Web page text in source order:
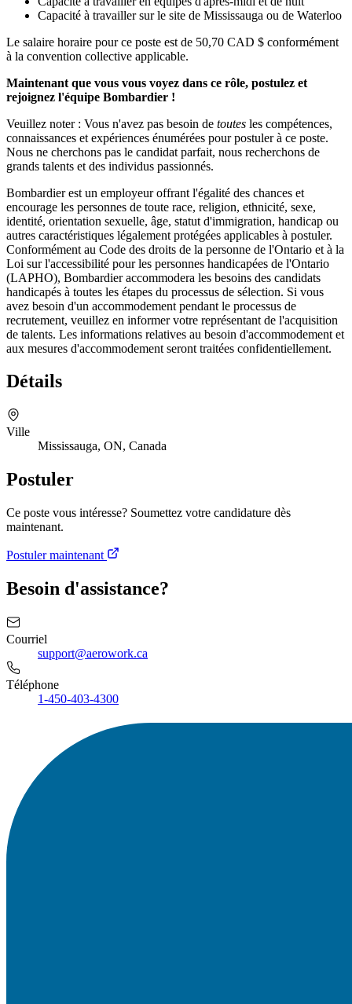
Capacité à travailler sur le site de Mississauga ou de Waterloo
Le salaire horaire pour ce poste est de 50,70 CAD $ conformément
à la convention collective applicable.
Maintenant que vous vous voyez dans ce rôle, postulez et
rejoignez l'équipe Bombardier !
Veuillez noter : Vous n'avez pas besoin de toutes les compétences,
connaissances et expériences énumérées pour postuler à ce poste.
Nous ne cherchons pas le candidat parfait, nous recherchons de
grands talents et des individus passionnés.
Bombardier est un employeur offrant l'égalité des chances et
encourage les personnes de toute race, religion, ethnicité, sexe,
identité, orientation sexuelle, âge, statut d'immigration, handicap ou
autres caractéristiques légalement protégées applicables à postuler.
Conformément au Code des droits de la personne de l'Ontario et à la
Loi sur l'accessibilité pour les personnes handicapées de l'Ontario
(LAPHO), Bombardier accommodera les besoins des candidats
handicapés à toutes les étapes du processus de sélection. Si vous
avez besoin d'un accommodement pendant le processus de
recrutement, veuillez en informer votre représentant de l'acquisition
de talents. Les informations relatives au besoin d'accommodement et
aux mesures d'accommodement seront traitées confidentiellement.
Détails
Ville
Mississauga, ON, Canada
Postuler
Ce poste vous intéresse? Soumettez votre candidature dès
maintenant.
Postuler maintenant
Besoin d'assistance?
Courriel
support@aerowork.ca
Téléphone
1-450-403-4300